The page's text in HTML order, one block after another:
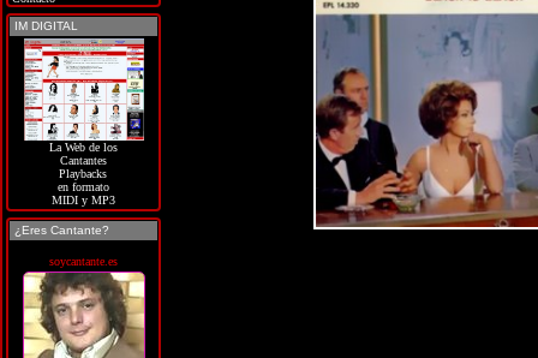
IM DIGITAL
La Web de los
Cantantes
Playbacks
en formato
MIDI y MP3
¿Eres Cantante?
soycantante.es